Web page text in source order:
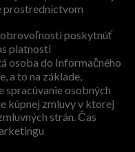
prostredníctvom
poskytnúť
platnosti
osoba do Informačného
a to na základe,
spracúvanie osobných
kúpnej zmluvy v ktorej
strán. Čas